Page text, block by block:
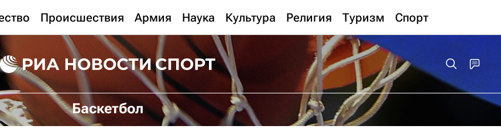
Происшествия Армия Наука Культура Религия Туризм Спорт
Баскетбол